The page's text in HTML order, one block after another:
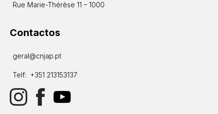
Rue Marie-Thérèse 11 – 1000
Contactos
geral@cnjap.pt
Telf: +351 213153137